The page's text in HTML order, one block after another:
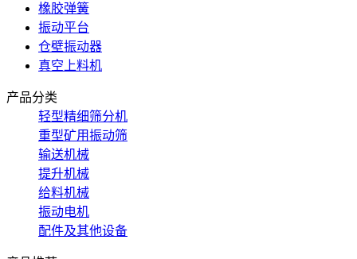
橡胶弹簧
振动平台
仓壁振动器
真空上料机
产品分类
轻型精细筛分机
重型矿用振动筛
输送机械
提升机械
给料机械
振动电机
配件及其他设备